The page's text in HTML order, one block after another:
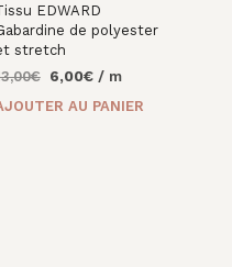
EDWARD
de polyester
stretch
€
Le
initial
6,00€Le
actuel
/ m
AU PANIER